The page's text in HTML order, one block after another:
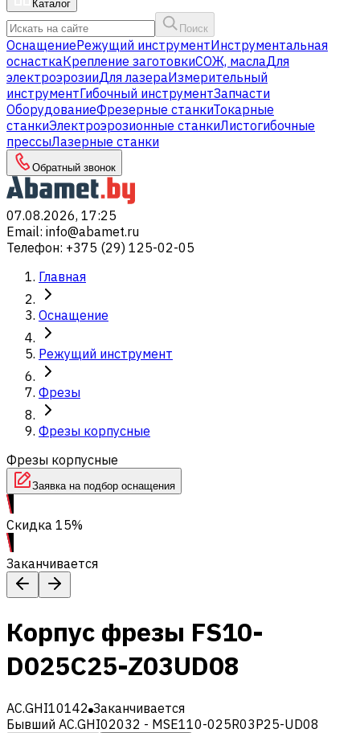
Каталог
Поиск
ОснащениеРежущий инструментИнструментальная
оснасткаКрепление заготовкиСОЖ, маслаДля
электроэрозииДля лазераИзмерительный
инструментГибочный инструментЗапчасти
ОборудованиеФрезерные станкиТокарные
станкиЭлектроэрозионные станкиЛистогибочные
прессыЛазерные станки
Обратный звонок
07.08.2026, 17:25
Email: info@abamet.ru
Телефон: +375 (29) 125-02-05
Главная
Оснащение
Режущий инструмент
Фрезы
Фрезы корпусные
Фрезы корпусные
Заявка на подбор оснащения
Скидка 15%
Заканчивается
Корпус фрезы FS10-
D025C25-Z03UD08
AC.GHI10142 Заканчивается
Бывший AC.GHI02032 - MSE110-025R03P25-UD08